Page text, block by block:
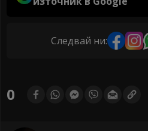
Следвай ни:
0